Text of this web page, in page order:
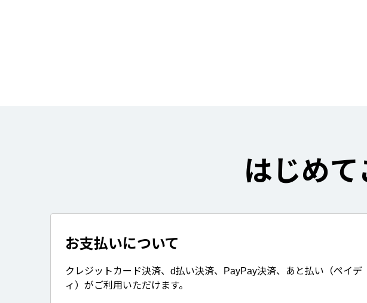
はじめ
お支払いについて
クレジットカード決済、d払い決済、PayPay決済、あと払い（ペイデ
ィ）がご利用いただけます。